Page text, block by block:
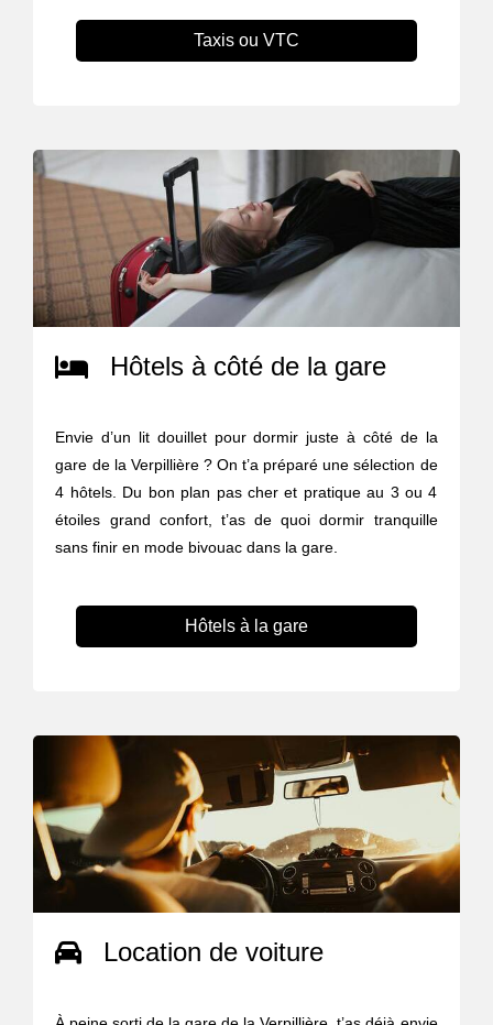
Taxis ou VTC
Hôtels à côté de la gare
Envie d’un lit douillet pour dormir juste à côté de la
gare de la Verpillière ? On t’a préparé une sélection de
4 hôtels. Du bon plan pas cher et pratique au 3 ou 4
étoiles grand confort, t’as de quoi dormir tranquille
sans finir en mode bivouac dans la gare.
Hôtels à la gare
Location de voiture